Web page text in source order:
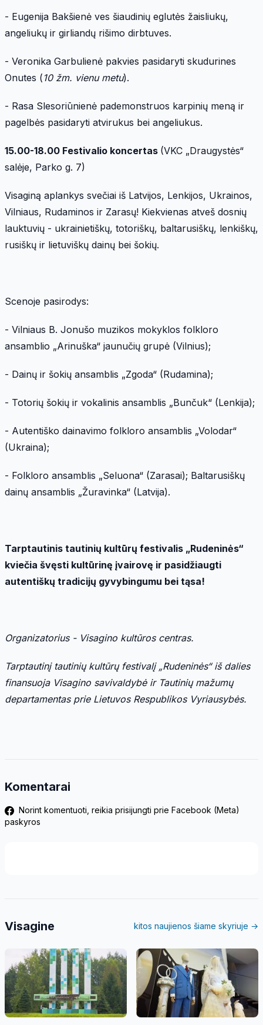
- Eugenija Bakšienė ves šiaudinių eglutės žaisliukų,
angeliukų ir girliandų rišimo dirbtuves.
- Veronika Garbulienė pakvies pasidaryti skudurines
Onutes ( 10 žm. vienu metu).
- Rasa Slesoriūnienė pademonstruos karpinių meną ir
pagelbės pasidaryti atvirukus bei angeliukus.
15.00-18.00 Festivalio koncertas (VKC „Draugystės“
salėje, Parko g. 7)
Visaginą aplankys svečiai iš Latvijos, Lenkijos, Ukrainos,
Vilniaus, Rudaminos ir Zarasų! Kiekvienas atveš dosnių
lauktuvių - ukrainietiškų, totoriškų, baltarusiškų, lenkiškų,
rusiškų ir lietuviškų dainų bei šokių.
Scenoje pasirodys:
- Vilniaus B. Jonušo muzikos mokyklos folkloro
ansamblio „Arinuška“ jaunučių grupė (Vilnius);
- Dainų ir šokių ansamblis „Zgoda“ (Rudamina);
- Totorių šokių ir vokalinis ansamblis „Bunčuk“ (Lenkija);
- Autentiško dainavimo folkloro ansamblis „Volodar“
(Ukraina);
- Folkloro ansamblis „Seluona“ (Zarasai); Baltarusiškų
dainų ansamblis „Žuravinka“ (Latvija).
Tarptautinis tautinių kultūrų festivalis „Rudeninės“
kviečia švęsti kultūrinę įvairovę ir pasidžiaugti
autentiškų tradicijų gyvybingumu bei tąsa!
Organizatorius - Visagino kultūros centras.
Tarptautinį tautinių kultūrų festivalį „Rudeninės“ iš dalies
finansuoja Visagino savivaldybė ir Tautinių mažumų
departamentas prie Lietuvos Respublikos Vyriausybės.
Komentarai
Norint komentuoti, reikia prisijungti prie Facebook (Meta)
paskyros
Visagine kitos naujienos šiame skyriuje →